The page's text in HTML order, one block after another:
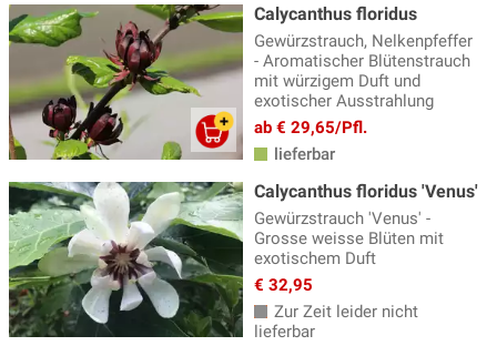
Flieder (93)
Forsythien(9)
Frühblüher(55)
Gewürzstrauch(4)
Ginster, Geissklee
(12)
Glanzmispel(15)
Grosssträucher(41)
Hartriegel
(21)
Heckenkirsche(3)
Calycanthus floridus
Gewürzstrauch, Nelkenpfeffer
- Aromatischer Blütenstrauch
mit würzigem Duft und
exotischer Ausstrahlung
ab € 29,65/Pfl.
lieferbar
Calycanthus floridus 'Venus'
Gewürzstrauch 'Venus' -
Grosse weisse Blüten mit
exotischem Duft
€ 32,95
Zur Zeit leider nicht
lieferbar